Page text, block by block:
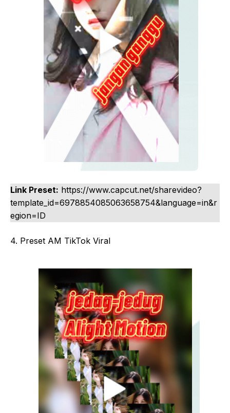
Link Preset: https://www.capcut.net/sharevideo?
template_id=6978854085063658754&language=in&r
egion=ID
4. Preset AM TikTok Viral